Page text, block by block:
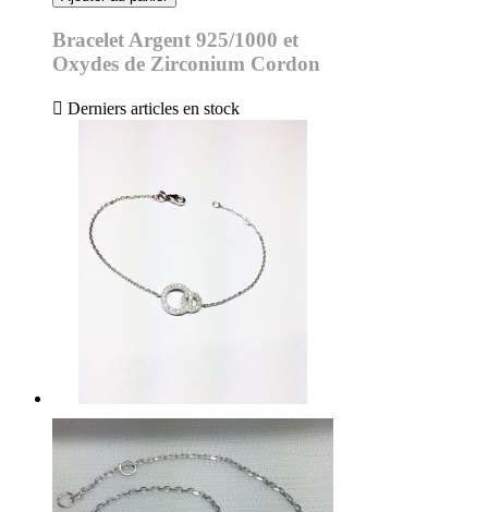
Bracelet Argent 925/1000 et
Oxydes de Zirconium Cordon
 Derniers articles en stock